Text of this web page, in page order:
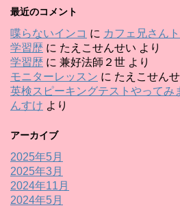
最近のコメント
喋らないインコ に カフェ兄さん
学習歴 に たえこせんせい より
学習歴 に 兼好法師２世 より
モニターレッスン に たえこせん
英検スピーキングテストやってみ
んすけ より
アーカイブ
2025年5月
2025年3月
2024年11月
2024年5月